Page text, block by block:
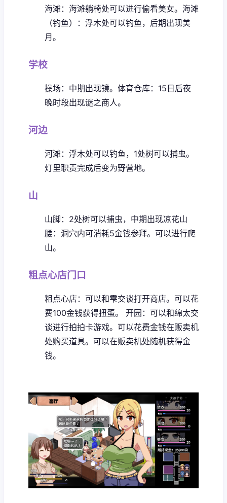
海滩：海滩躺椅处可以进行偷看美女。 海滩
（钓鱼）：浮木处可以钓鱼，后期出现美
月。
学校
操场：中期出现镜。 体育仓库：15日后夜
晚时段出现谜之商人。
河边
河滩：浮木处可以钓鱼，1处树可以捕虫。
灯里职责完成后变为野营地。
山
山脚：2处树可以捕虫，中期出现凉花山
腰：洞穴内可消耗5金钱参拜。可以进行爬
山。
粗点心店门口
粗点心店：可以和雫交谈打开商店。可以花
费100金钱获得扭蛋。
开园：可以和绵太交
谈进行拍拍卡游戏。可以花费金钱在贩卖机
处购买道具。可以在贩卖机处随机获得金
钱。